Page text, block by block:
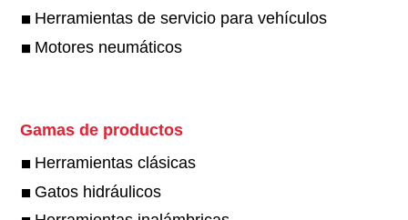
Herramientas de servicio para vehículos
Motores neumáticos
Gamas de productos
Herramientas clásicas
Gatos hidráulicos